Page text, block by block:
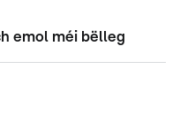
emol méi bëlleg